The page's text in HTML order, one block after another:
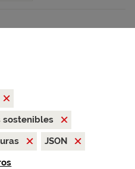
sostenibles
JSON